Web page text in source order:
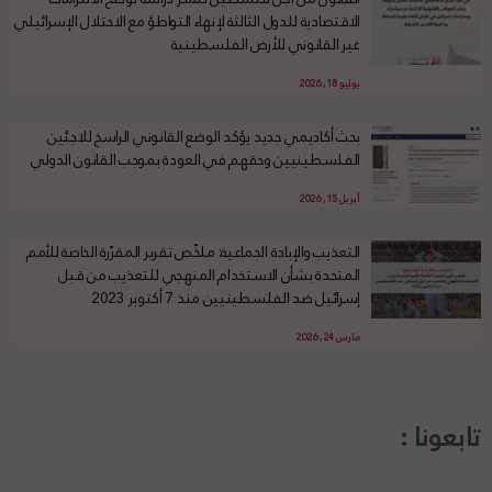
الاقتصادية للدول الثالثة لإنهاء التواطؤ مع الاحتلال الإسرائيلي
غير القانوني للأرض الفلسطينية
يوليو 18, 2026
بحث أكاديمي جديد يؤكد الوضع القانوني الراسخ للاجئين
الفلسطينيين وحقهم في العودة بموجب القانون الدولي
أبريل 15, 2026
التعذيب والإبادة الجماعية: ملخّص تقرير المقرّرة الخاصة للأمم
المتحدة بشأن الاستخدام المنهجي للتعذيب من قبل
إسرائيل ضد الفلسطينيين منذ 7 أكتوبر 2023
مارس 24, 2026
تابعونا :